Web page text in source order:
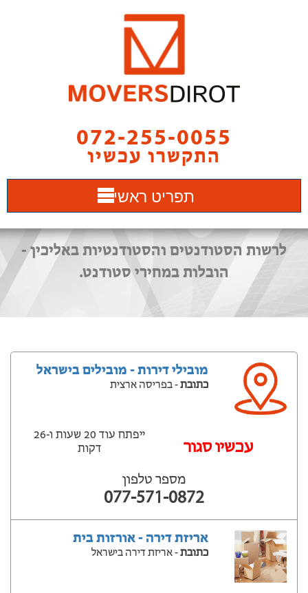
072-255-0055
התקשרו עכשיו
תפריט ראשי
לרשות הסטודנטים והסטודנטיות באליכין -
הובלות במחירי סטודנט.
מובילי דירות - מובילים בישראל
כתובת- בפריסה ארצית
עכשיו סגור
ייפתח עוד 20 שעות ‫ו-26
דקות
מספר טלפון
077-571-0872
אריזת דירה - אורזות בית
כתובת- אריזת דירה בישראל